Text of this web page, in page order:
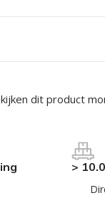
dit product
>